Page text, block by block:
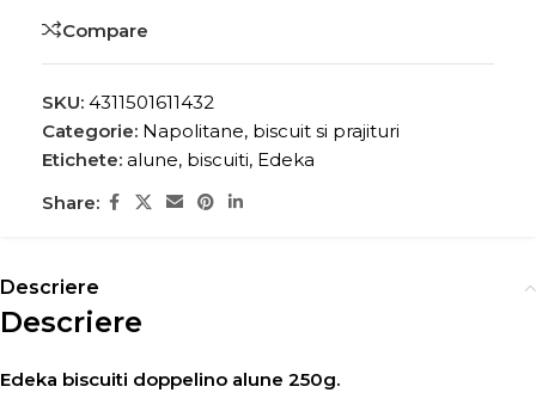
Compare
SKU: 4311501611432
Categorie: Napolitane, biscuit si prajituri
Etichete: alune, biscuiti, Edeka
Share:
Descriere
Descriere
Edeka biscuiti doppelino alune 250g.